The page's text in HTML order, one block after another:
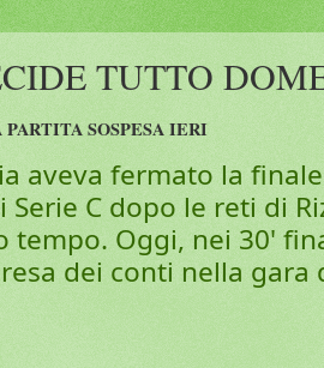
TUTTO
SOSPESA IERI
aveva fermato la
C dopo le reti di
tempo. Oggi, nei 30'
dei conti nella gara